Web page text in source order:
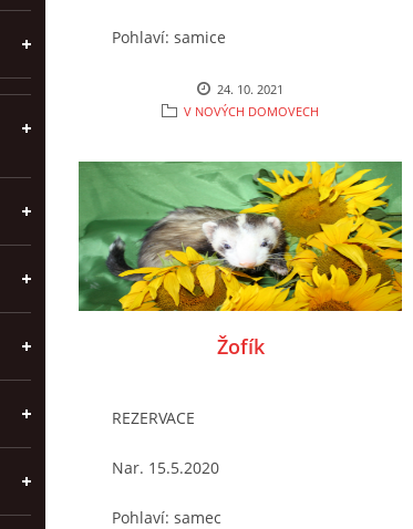
Pohlaví: samice
Barva: albin
Chování: kouše
Místo nálezu/způsob přijetí do
útulku: od majitele
24. 10. 2021
V NOVÝCH DOMOVECH
Žofík
REZERVACE
Nar. 15.5.2020
Pohlaví: samec